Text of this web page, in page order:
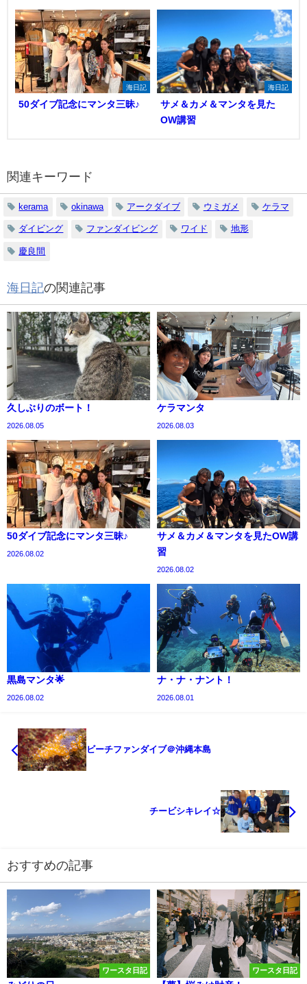
海日記
50ダイブ記念にマンタ三昧♪
海日記
サメ＆カメ＆マンタを見た
OW講習
関連キーワード
kerama okinawa アークダイブ ウミガメ ケラマ
ダイビング ファンダイビング ワイド 地形
慶良間
海日記の関連記事
久しぶりのボート！
2026.08.05
ケラマンタ
2026.08.03
50ダイブ記念にマンタ三昧♪
2026.08.02
サメ＆カメ＆マンタを見たOW講
習
2026.08.02
黒島マンタ🌟
2026.08.02
ナ・ナ・ナント！
2026.08.01
ビーチファンダイブ＠沖縄本島
チービシキレイ☆
おすすめの記事
ワースタ日記 ワースタ日記